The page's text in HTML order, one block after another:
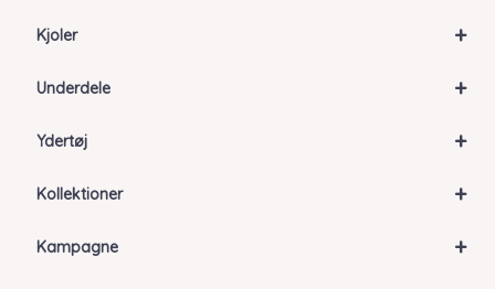
+
Kjoler
+
Underdele
+
Ydertøj
+
Kollektioner
+
Kampagne